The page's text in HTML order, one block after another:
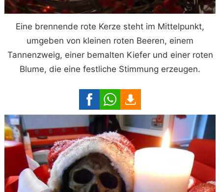
Eine brennende rote Kerze steht im Mittelpunkt,
umgeben von kleinen roten Beeren, einem
Tannenzweig, einer bemalten Kiefer und einer roten
Blume, die eine festliche Stimmung erzeugen.